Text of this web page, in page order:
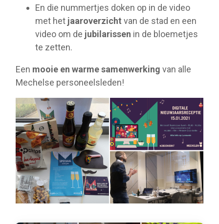
En die nummertjes doken op in de video
met het jaaroverzicht van de stad en een
video om de jubilarissen in de bloemetjes
te zetten.
Een mooie en warme samenwerking van alle
Mechelse personeelsleden!